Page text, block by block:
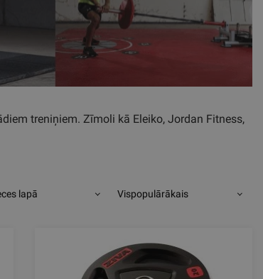
treniņiem. Zīmoli kā Eleiko, Jordan Fitness,
lapā Vispopulārākais